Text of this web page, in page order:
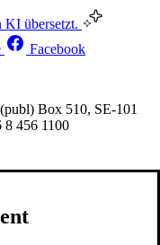
KI übersetzt.
Facebook
Box 510, SE-101
8 456 1100